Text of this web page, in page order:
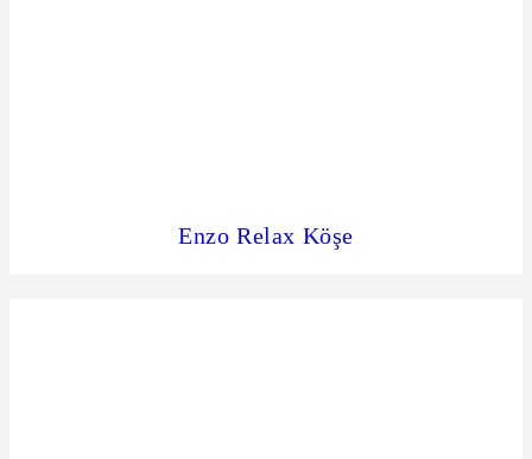
Enzo Relax Köşe